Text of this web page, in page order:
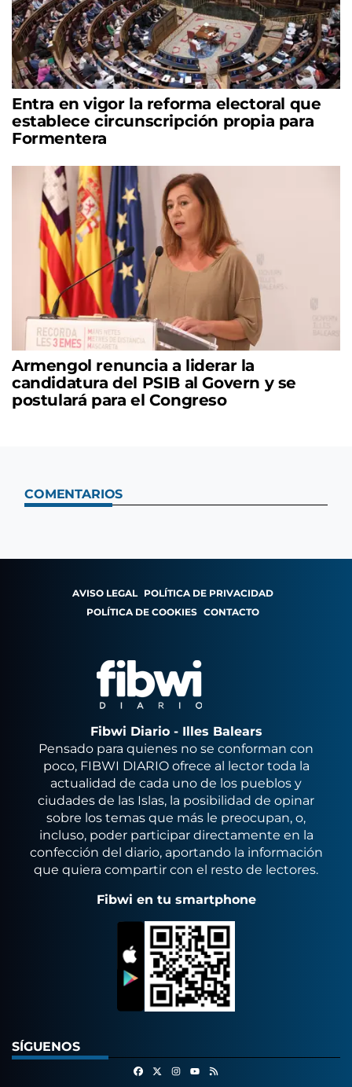
Entra en vigor la reforma electoral que
establece circunscripción propia para
Formentera
Armengol renuncia a liderar la
candidatura del PSIB al Govern y se
postulará para el Congreso
COMENTARIOS
AVISO LEGAL POLÍTICA DE PRIVACIDAD
POLÍTICA DE COOKIES CONTACTO
Fibwi Diario - Illes Balears
Pensado para quienes no se conforman con
poco, FIBWI DIARIO ofrece al lector toda la
actualidad de cada uno de los pueblos y
ciudades de las Islas, la posibilidad de opinar
sobre los temas que más le preocupan, o,
incluso, poder participar directamente en la
confección del diario, aportando la información
que quiera compartir con el resto de lectores.
Fibwi en tu smartphone
SÍGUENOS
FacebookInstagram